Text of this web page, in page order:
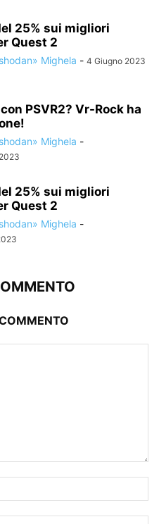
25% sui migliori
Quest 2
Mighela - 4 Giugno 2023
PSVR2? Vr-Rock ha
Mighela -
25% sui migliori
Quest 2
Mighela -